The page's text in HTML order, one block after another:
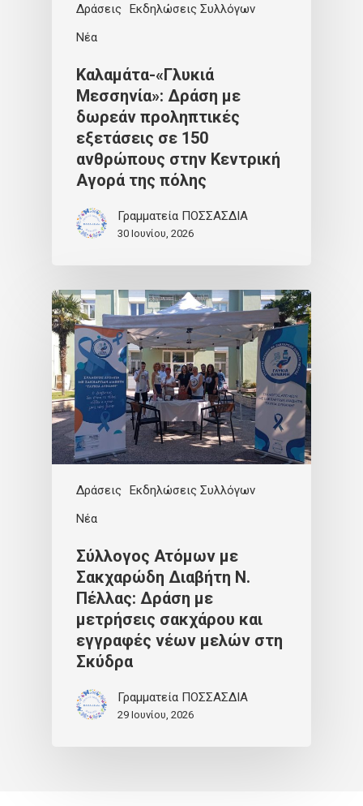
Δράσεις
Εκδηλώσεις Συλλόγων
Νέα
Καλαμάτα-«Γλυκιά
Μεσσηνία»: Δράση με
δωρεάν προληπτικές
εξετάσεις σε 150
ανθρώπους στην Κεντρική
Αγορά της πόλης
Γραμματεία ΠΟΣΣΑΣΔΙΑ
30 Ιουνίου, 2026
Δράσεις
Εκδηλώσεις Συλλόγων
Νέα
Σύλλογος Ατόμων με
Σακχαρώδη Διαβήτη Ν.
Πέλλας: Δράση με
μετρήσεις σακχάρου και
εγγραφές νέων μελών στη
Σκύδρα
Γραμματεία ΠΟΣΣΑΣΔΙΑ
29 Ιουνίου, 2026